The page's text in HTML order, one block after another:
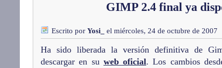
GIMP 2.4 final ya
Escrito por Yosi_ el miércoles, 24 de octubre de 2007
Ha sido liberada la versión definitiva de
descargar en su web oficial. Los cambios